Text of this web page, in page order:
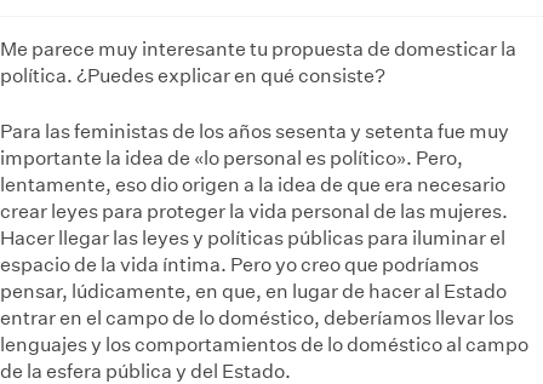
Me parece muy interesante tu propuesta de domesticar la
política. ¿Puedes explicar en qué consiste?
Para las feministas de los años sesenta y setenta fue muy
importante la idea de «lo personal es político». Pero,
lentamente, eso dio origen a la idea de que era necesario
crear leyes para proteger la vida personal de las mujeres.
Hacer llegar las leyes y políticas públicas para iluminar el
espacio de la vida íntima. Pero yo creo que podríamos
pensar, lúdicamente, en que, en lugar de hacer al Estado
entrar en el campo de lo doméstico, deberíamos llevar los
lenguajes y los comportamientos de lo doméstico al campo
de la esfera pública y del Estado.